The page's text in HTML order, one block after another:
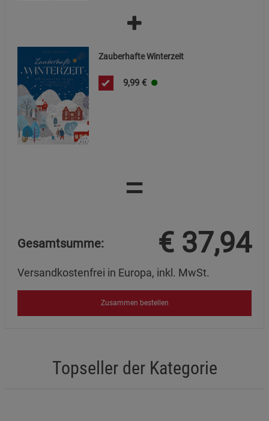
Zauberhafte Winterzeit
9,99 €
=
Gesamtsumme: € 37,94
Versandkostenfrei in Europa, inkl. MwSt.
Zusammen bestellen
Topseller der Kategorie